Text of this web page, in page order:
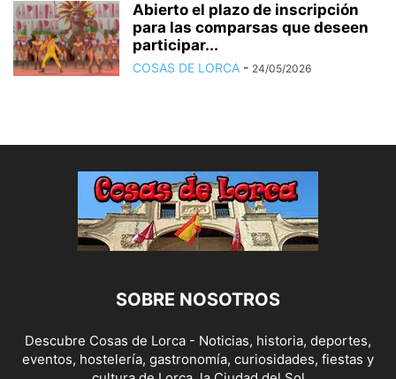
Abierto el plazo de inscripción
para las comparsas que deseen
participar...
COSAS DE LORCA - 24/05/2026
SOBRE NOSOTROS
Descubre Cosas de Lorca - Noticias, historia, deportes,
eventos, hostelería, gastronomía, curiosidades, fiestas y